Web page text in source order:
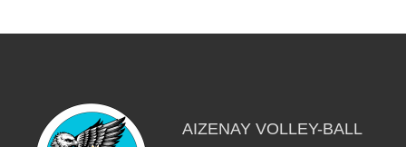
AIZENAY VOLLEY-BALL